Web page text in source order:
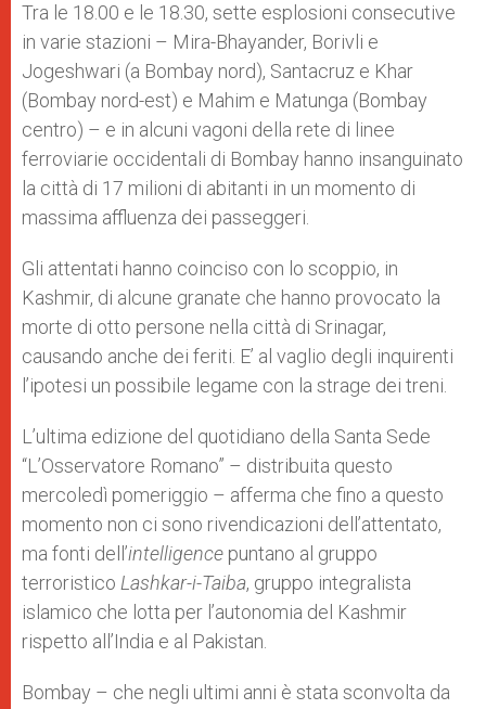
Tra le 18.00 e le 18.30, sette esplosioni consecutive
in varie stazioni – Mira-Bhayander, Borivli e
Jogeshwari (a Bombay nord), Santacruz e Khar
(Bombay nord-est) e Mahim e Matunga (Bombay
centro) – e in alcuni vagoni della rete di linee
ferroviarie occidentali di Bombay hanno insanguinato
la città di 17 milioni di abitanti in un momento di
massima affluenza dei passeggeri.
Gli attentati hanno coinciso con lo scoppio, in
Kashmir, di alcune granate che hanno provocato la
morte di otto persone nella città di Srinagar,
causando anche dei feriti. E’ al vaglio degli inquirenti
l’ipotesi un possibile legame con la strage dei treni.
L’ultima edizione del quotidiano della Santa Sede
“L’Osservatore Romano” – distribuita questo
mercoledì pomeriggio – afferma che fino a questo
momento non ci sono rivendicazioni dell’attentato,
ma fonti dell’intelligence puntano al gruppo
terroristico Lashkar-i-Taiba, gruppo integralista
islamico che lotta per l’autonomia del Kashmir
rispetto all’India e al Pakistan.
Bombay – che negli ultimi anni è stata sconvolta da